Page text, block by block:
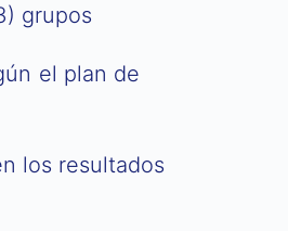
grupos
el plan de
los resultados